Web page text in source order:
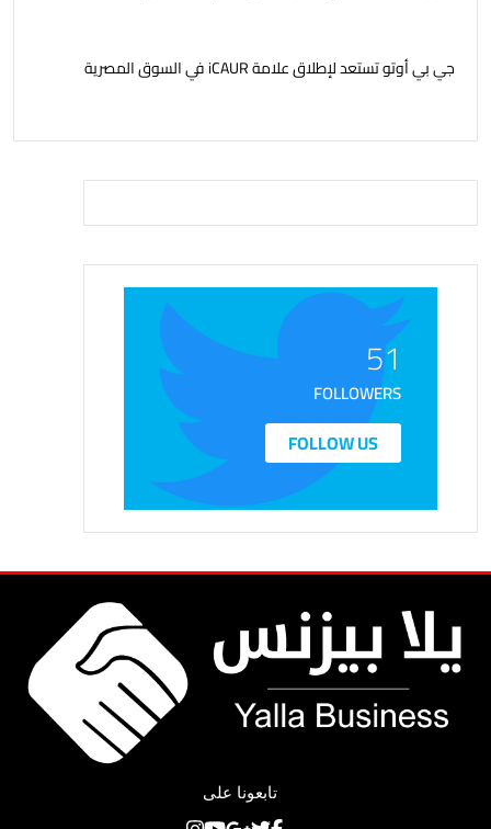
جي بي أوتو تستعد لإطلاق علامة iCAUR في السوق المصرية
51
FOLLOWERS
FOLLOW US
تابعونا على